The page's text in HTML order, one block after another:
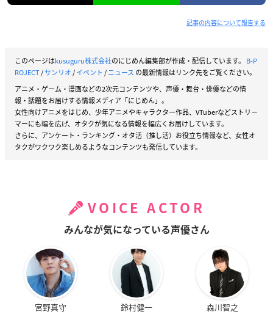
記事の内容について報告する
このページはkusuguru株式会社のにじめん編集部が作成・配信しています。 B-P
ROJECT/サンリオ/イベント /ニュース の最新情報はリンク先をご覧ください。
アニメ・ゲーム・漫画などの2次元コンテンツや、声優・舞台・俳優などの情
報・話題をお届けする情報メディア「にじめん」。
女性向けアニメをはじめ、少年アニメやキャラクター作品、VTuberなどストリー
マーにも幅を広げ、オタクが気になる情報を幅広くお届けしています。
さらに、アンケート・ランキング・オタ活（推し活）お役立ち情報など、女性オ
タクがワクワク楽しめるようなコンテンツも発信しています。
VOICE ACTOR
みんなが気になっている声優さん
宮野真守 鈴村健一 森川智之